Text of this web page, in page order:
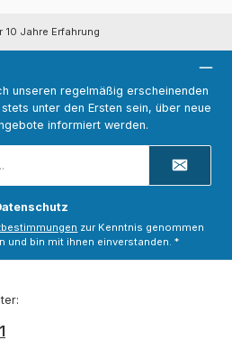
10 Jahre Erfahrung
unseren regelmäßig erscheinenden
unter den Ersten sein, über neue
informiert werden.
zur Kenntnis genommen
und bin mit ihnen einverstanden. *